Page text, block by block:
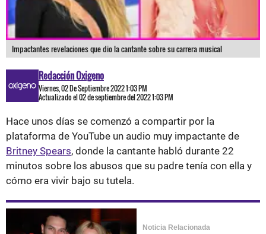
Impactantes revelaciones que dio la cantante sobre su carrera musical
Redacción Oxigeno
Viernes, 02 De Septiembre 2022 1:03 PM
Actualizado el 02 de septiembre del 2022 1:03 PM
Hace unos días se comenzó a compartir por la
plataforma de YouTube un audio muy impactante de
Britney Spears, donde la cantante habló durante 22
minutos sobre los abusos que su padre tenía con ella y
cómo era vivir bajo su tutela.
Noticia Relacionada